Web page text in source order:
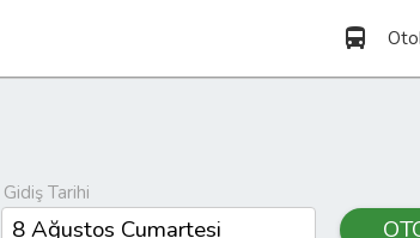
directions_bus
Gidiş Tarihi